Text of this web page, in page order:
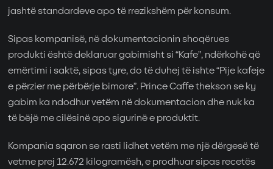
jashtë standardeve apo të rrezikshëm për konsum.
Sipas kompanisë, në dokumentacionin shoqërues
produkti është deklaruar gabimisht si “Kafe”, ndërkohë që
emërtimi i saktë, sipas tyre, do të duhej të ishte “Pije kafeje
e përzier me përbërje bimore”. Prince Caffe thekson se ky
gabim ka ndodhur vetëm në dokumentacion dhe nuk ka
të bëjë me cilësinë apo sigurinë e produktit.
Kompania sqaron se rasti lidhet vetëm me një dërgesë të
vetme prej 12.672 kilogramësh, e prodhuar sipas recetës